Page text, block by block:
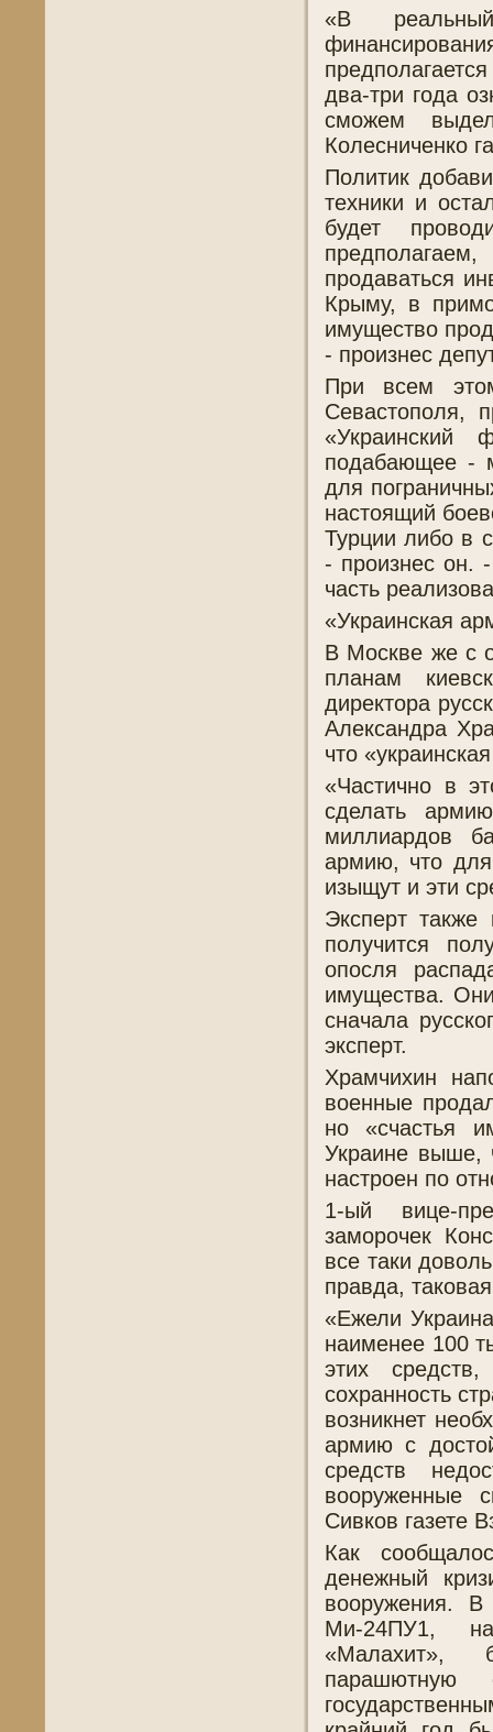
«В
два-три года
сможем
Колесниченко
Политик
техники и
будет
продаваться
Крыму, в
имущество
- произнес
При всем
Севастополя,
подабающее -
для
настоящий
Турции либо в
- произнес он.
часть
«Украинская
В Москве же с
планам
директора
Александра
что
«Частично в
сделать
миллиардов
армию, что
изыщут и эти
Эксперт
получится
опосля
имущества.
сначала
эксперт.
Храмчихин
военные
но «счастья
Украине выше,
настроен по
1-ый вице-
заморочек
все таки
правда,
«Ежели
наименее 100
этих
сохранность
возникнет
армию с
средств
вооруженные
Сивков газете
Как
денежный
вооружения. В
Ми-24ПУ1,
«Малахит»,
парашютную